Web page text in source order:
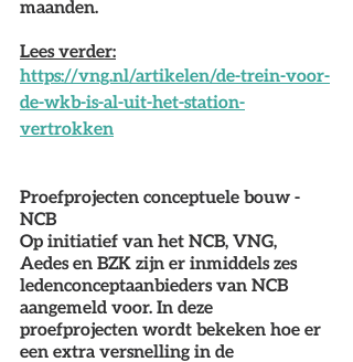
maanden.
Lees verder:
https://vng.nl/artikelen/de-trein-voor-
de-wkb-is-al-uit-het-station-
vertrokken
Proefprojecten conceptuele bouw -
NCB
Op initiatief van het NCB, VNG,
Aedes en BZK zijn er inmiddels zes
ledenconceptaanbieders van NCB
aangemeld voor. In deze
proefprojecten wordt bekeken hoe er
een extra versnelling in de